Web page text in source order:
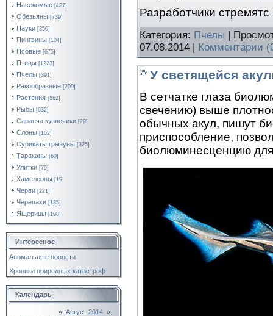
Насекомые [427]
Обезьяны [739]
Пауки [350]
Пингвины [104]
Псовые [675]
Птицы [1223]
Пчелы [391]
Ракообразные [209]
Растения [662]
Рыбы [932]
Саранча,кузнечики [29]
Слоны [162]
Сурикаты,грызуны [325]
Тараканы [60]
Улитки [79]
Хамелеоны [19]
Черви [221]
Черепахи [135]
Ящерицы [198]
Интересное
Аномальные новости
Хроники природных катастроф
Календарь
« Август 2014 »
Разработчики стремятс
Категория: Пчелы |
07.08.2014 | Комментарии
У светящейся
В сетчатке глаза
свечению) выше
обычных акул, пишут
приспособление,
биолюминесценцию